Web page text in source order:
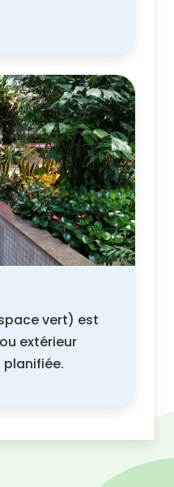
vert) est
extérieur